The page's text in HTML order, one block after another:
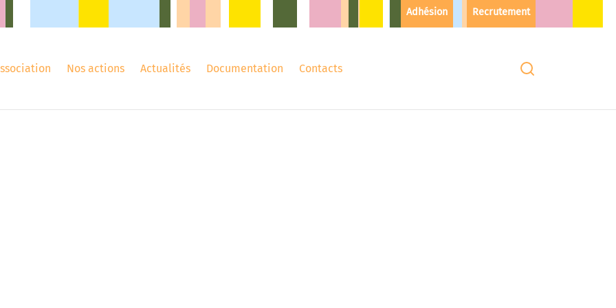
Adhésion Recrutement
Nos actions Actualités Documentation Contacts